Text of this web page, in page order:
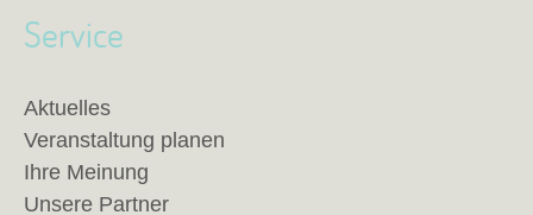
Service
Aktuelles
Veranstaltung planen
Ihre Meinung
Unsere Partner